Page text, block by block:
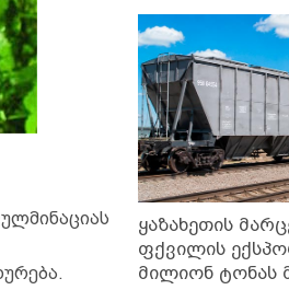
ყაზახეთის
ფქვილის
მილიონ ტონას